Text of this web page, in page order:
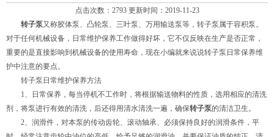
点击次数：2793 更新时间：2019-11-23
转子泵又称胶体泵、凸轮泵、三叶泵、万用输送泵等，转子泵属于容积泵。
对于任何机械设备，日常维护保养工作做得好坏，它不仅反映在生产是否正常，
重要的是直接影响到机械设备的使用寿命，现在小编就来说说转子泵日常保养维
护中注意的要点。
转子泵日常维护保养方法
1、日常保养，每当停机不工作时，将根据输送物料的性质，选用相应的清洗
剂，将泵进行有效的清洗，后还得用清水清洗一遍，确保转子泵的清洁卫生。
2、润滑件，对本泵的传动齿轮、滚动轴承、必须保持良好的润滑条件，平